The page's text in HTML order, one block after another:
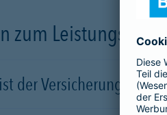
zum
der